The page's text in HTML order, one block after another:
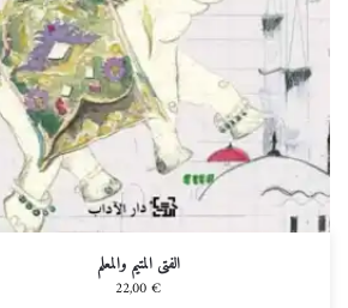
الفتى المتيم والمعلم
22,00€